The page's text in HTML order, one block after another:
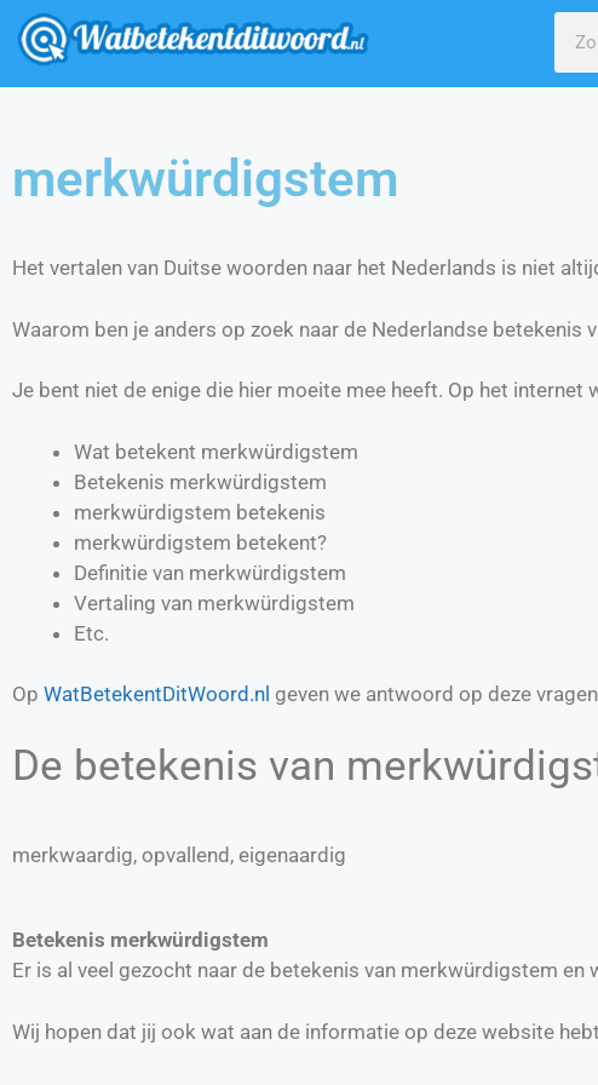
merkwürdigstem
Het vertalen van Duitse woorden naar het Nederlands is niet
Waarom ben je anders op zoek naar de Nederlandse betekenis
Je bent niet de enige die hier moeite mee heeft. Op het internet
Wat betekent merkwürdigstem
Betekenis merkwürdigstem
merkwürdigstem betekenis
merkwürdigstem betekent?
Definitie van merkwürdigstem
Vertaling van merkwürdigstem
Etc.
Op WatBetekentDitWoord.nl geven we antwoord op deze
De betekenis van
merkwaardig, opvallend, eigenaardig
Betekenis merkwürdigstem
Er is al veel gezocht naar de betekenis van merkwürdigstem
Wij hopen dat jij ook wat aan de informatie op deze website